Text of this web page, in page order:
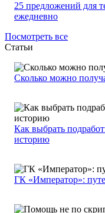
25 предложений для
ежедневно
Посмотреть все
Статьи
Сколько можно
Как выбрать
историю
ГК «Император»: